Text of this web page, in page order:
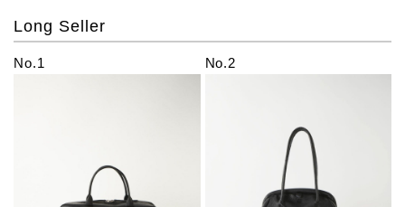
Long Seller
No.1 No.2